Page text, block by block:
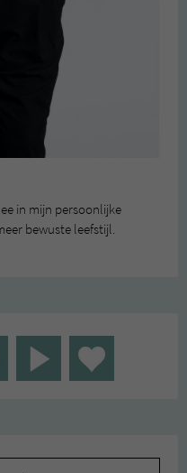
in mijn persoonlijke
bewuste leefstijl.